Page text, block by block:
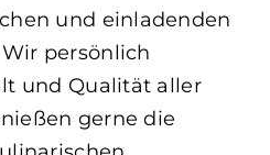
und einladenden
persönlich
und Qualität aller
gerne die